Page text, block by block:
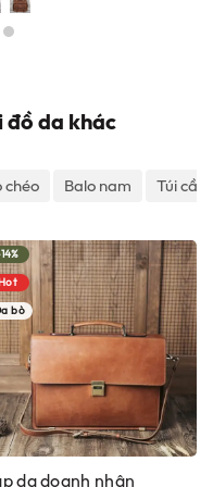
đồ da khác
chéo Balo nam Túi
bò
da doanh nhân